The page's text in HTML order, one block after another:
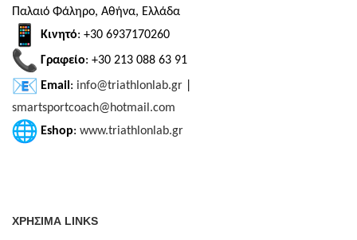
Παλαιό Φάληρο, Αθήνα, Ελλάδα
Κινητό: +30 6937170260
Γραφείο: +30 213 088 63 91
Email: info@triathlonlab.gr
smartsportcoach@hotmail.com
Eshop: www.triathlonlab.gr
ΧΡΗΣΙΜΑ LINKS